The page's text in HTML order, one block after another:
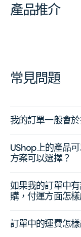
產品推介
常見問題
我的訂單一般會
UShop上的產品
方案可以選擇？
如果我的訂單中
購，付運方面怎樣
訂單中的運費怎樣